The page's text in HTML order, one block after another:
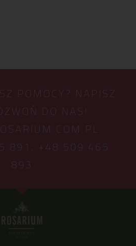
POMOCY? NAPISZ
DO NAS!
891,
+48 509 465
893